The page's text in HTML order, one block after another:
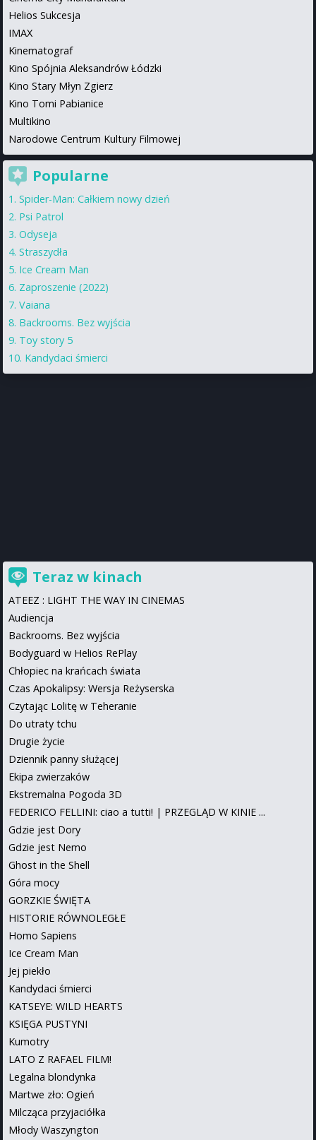
Helios Sukcesja
IMAX
Kinematograf
Kino Spójnia Aleksandrów Łódzki
Kino Stary Młyn Zgierz
Kino Tomi Pabianice
Multikino
Narodowe Centrum Kultury Filmowej
Popularne
Spider-Man: Całkiem nowy dzień
Psi Patrol
Odyseja
Straszydła
Ice Cream Man
Zaproszenie (2022)
Vaiana
Backrooms. Bez wyjścia
Toy story 5
Kandydaci śmierci
Teraz w kinach
ATEEZ : LIGHT THE WAY IN CINEMAS
Audiencja
Backrooms. Bez wyjścia
Bodyguard w Helios RePlay
Chłopiec na krańcach świata
Czas Apokalipsy: Wersja Reżyserska
Czytając Lolitę w Teheranie
Do utraty tchu
Drugie życie
Dziennik panny służącej
Ekipa zwierzaków
Ekstremalna Pogoda 3D
FEDERICO FELLINI: ciao a tutti! | PRZEGLĄD W KINIE ...
Gdzie jest Dory
Gdzie jest Nemo
Ghost in the Shell
Góra mocy
GORZKIE ŚWIĘTA
HISTORIE RÓWNOLEGŁE
Homo Sapiens
Ice Cream Man
Jej piekło
Kandydaci śmierci
KATSEYE: WILD HEARTS
KSIĘGA PUSTYNI
Kumotry
LATO Z RAFAEL FILM!
Legalna blondynka
Martwe zło: Ogień
Milcząca przyjaciółka
Młody Waszyngton